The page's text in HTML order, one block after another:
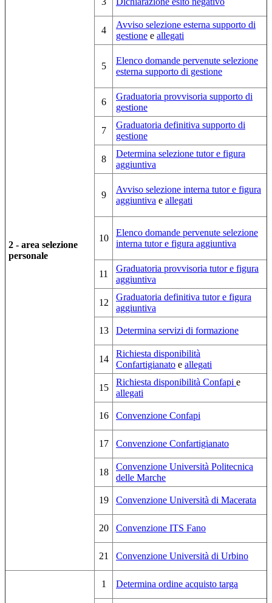
2 - area selezione
personale
4
Avviso selezione esterna supporto di
gestione e allegati
5
Elenco domande pervenute selezione
esterna supporto di gestione
6
Graduatoria provvisoria supporto di
gestione
7
Graduatoria definitiva supporto di
gestione
8
Determina selezione tutor e figura
aggiuntiva
9
Avviso selezione interna tutor e figura
aggiuntiva e allegati
10
Elenco domande pervenute selezione
interna tutor e figura aggiuntiva
11
Graduatoria provvisoria tutor e figura
aggiuntiva
12
Graduatoria definitiva tutor e figura
aggiuntiva
13 Determina servizi di formazione
14
Richiesta disponibilità
Confartigianato e allegati
15
Richiesta disponibilità Confapi e
allegati
16 Convenzione Confapi
17 Convenzione Confartigianato
18
Convenzione Università Politecnica
delle Marche
19 Convenzione Università di Macerata
20 Convenzione ITS Fano
21 Convenzione Università di Urbino
1 Determina ordine acquisto targa